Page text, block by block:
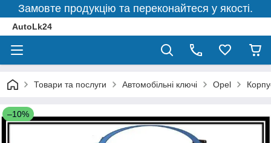
Замовте продукцію та переконайтеся у якості.
AutoLk24
Товари та послуги Автомобільні ключі Opel
–10%